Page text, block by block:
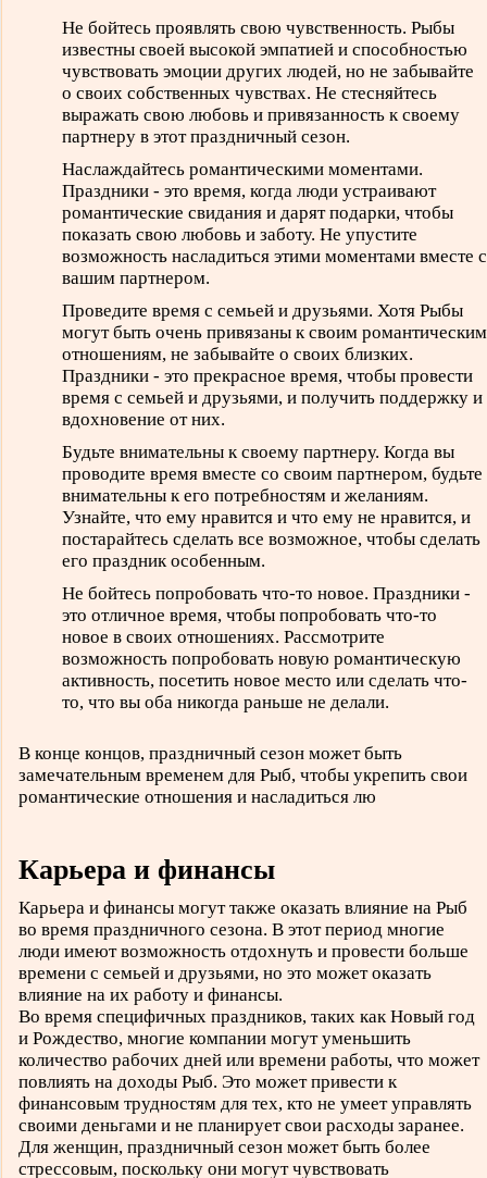
Не бойтесь проявлять свою чувственность. Рыбы
известны своей высокой эмпатией и способностью
чувствовать эмоции других людей, но не забывайте
о своих собственных чувствах. Не стесняйтесь
выражать свою любовь и привязанность к своему
партнеру в этот праздничный сезон.
Наслаждайтесь романтическими моментами.
Праздники - это время, когда люди устраивают
романтические свидания и дарят подарки, чтобы
показать свою любовь и заботу. Не упустите
возможность насладиться этими моментами вместе с
вашим партнером.
Проведите время с семьей и друзьями. Хотя Рыбы
могут быть очень привязаны к своим романтическим
отношениям, не забывайте о своих близких.
Праздники - это прекрасное время, чтобы провести
время с семьей и друзьями, и получить поддержку и
вдохновение от них.
Будьте внимательны к своему партнеру. Когда вы
проводите время вместе со своим партнером, будьте
внимательны к его потребностям и желаниям.
Узнайте, что ему нравится и что ему не нравится, и
постарайтесь сделать все возможное, чтобы сделать
его праздник особенным.
Не бойтесь попробовать что-то новое. Праздники -
это отличное время, чтобы попробовать что-то
новое в своих отношениях. Рассмотрите
возможность попробовать новую романтическую
активность, посетить новое место или сделать что-
то, что вы оба никогда раньше не делали.
В конце концов, праздничный сезон может быть
замечательным временем для Рыб, чтобы укрепить свои
романтические отношения и насладиться лю
Карьера и финансы
Карьера и финансы могут также оказать влияние на Рыб
во время праздничного сезона. В этот период многие
люди имеют возможность отдохнуть и провести больше
времени с семьей и друзьями, но это может оказать
влияние на их работу и финансы.
Во время специфичных праздников, таких как Новый год
и Рождество, многие компании могут уменьшить
количество рабочих дней или времени работы, что может
повлиять на доходы Рыб. Это может привести к
финансовым трудностям для тех, кто не умеет управлять
своими деньгами и не планирует свои расходы заранее.
Для женщин, праздничный сезон может быть более
стрессовым, поскольку они могут чувствовать